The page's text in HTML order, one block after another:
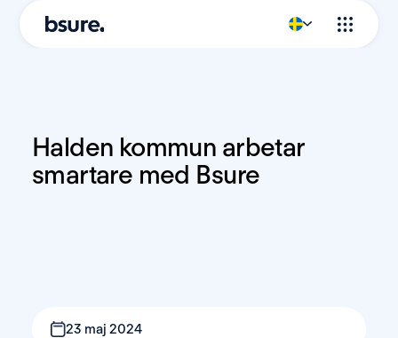
Halden kommun arbetar
smartare med Bsure
23 maj 2024